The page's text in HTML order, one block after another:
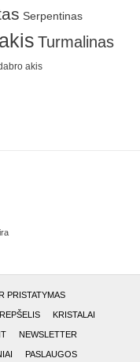
Serpentinas
Turmalinas
akis
PRISTATYMAS
KRISTALAI
NEWSLETTER
PASLAUGOS